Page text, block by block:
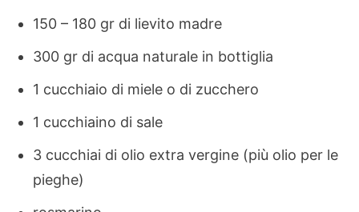
150 – 180 gr di lievito madre
300 gr di acqua naturale in bottiglia
1 cucchiaio di miele o di zucchero
1 cucchiaino di sale
3 cucchiai di olio extra vergine (più olio per le
pieghe)